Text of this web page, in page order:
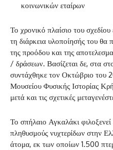
κοινωνικών εταίρων
Το χρονικό πλαίσιο του σχεδίου
τη διάρκεια υλοποίησής του θα
της προόδου και της
/ δράσεων. Βασίζεται δε, στα
συντάχθηκε τον Οκτώβριο του
Μουσείου Φυσικής Ιστορίας
μετά και τις σχετικές
Το σπήλαιο Αγκαλάκι
πληθυσμούς νυχτερίδων στην
άτομα, εκ των οποίων 1.500